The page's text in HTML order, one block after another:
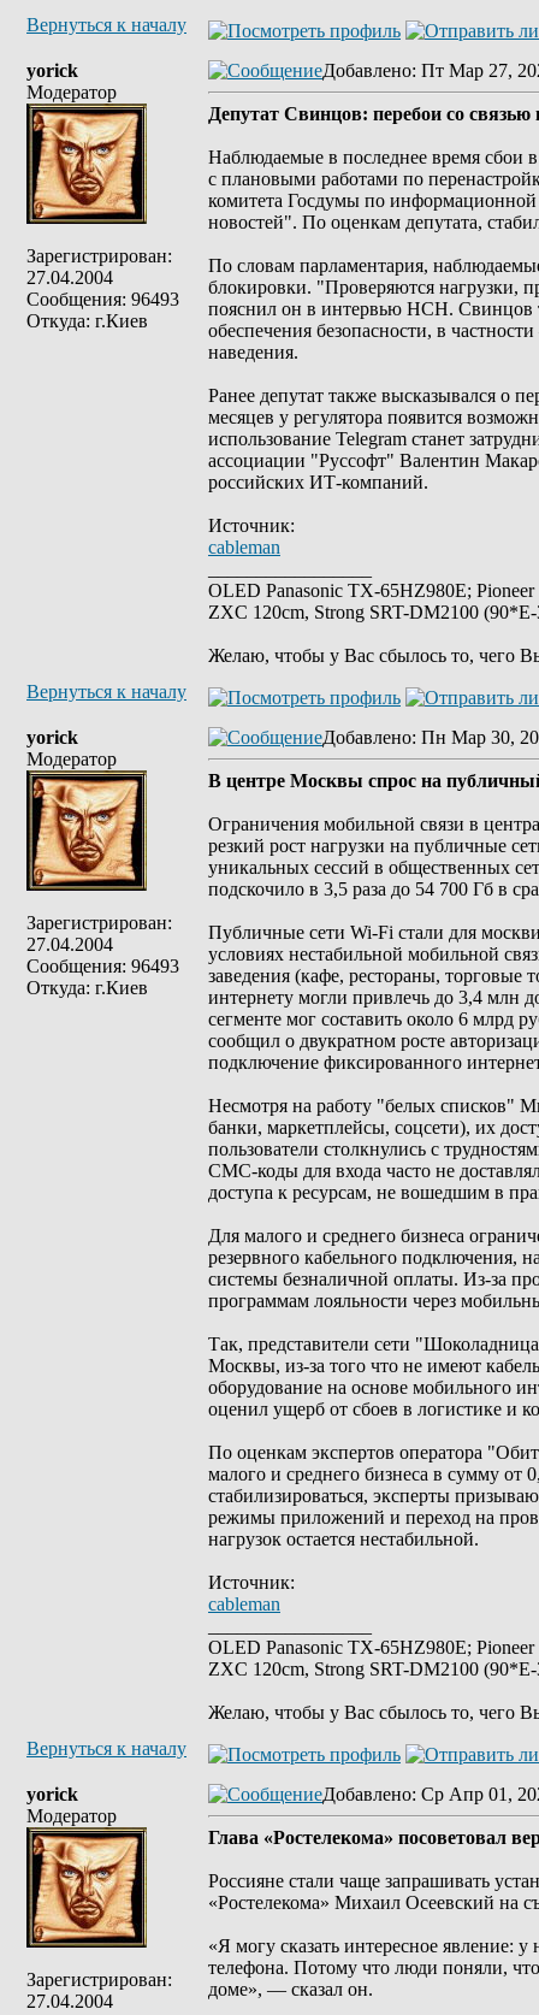
Вернуться к началу
yorick
Модератор
Зарегистрирован:
27.04.2004
Сообщения: 96493
Откуда: г.Киев
Добавлено: Пт Мар 27,
Депутат Свинцов: перебои со связью
Наблюдаемые в последнее время сбои
с плановыми работами по
комитета Госдумы по
новостей". По оценкам депутата,
По словам парламентария,
блокировки. "Проверяются нагрузки,
пояснил он в интервью НСН. Свинцов
обеспечения безопасности, в
наведения.
Ранее депутат также высказывался о
месяцев у регулятора появится
использование Telegram станет
ассоциации "Руссофт" Валентин
российских ИТ-компаний.
Источник:
cableman
OLED Panasonic TX-65HZ980E;
ZXC 120cm, Strong SRT-DM2100
Желаю, чтобы у Вас сбылось то, чего
Вернуться к началу
yorick
Модератор
Зарегистрирован:
27.04.2004
Сообщения: 96493
Откуда: г.Киев
Добавлено: Пн Мар 30,
В центре Москвы спрос на
Ограничения мобильной связи в
резкий рост нагрузки на публичные
уникальных сессий в общественных
подскочило в 3,5 раза до 54 700 Гб в
Публичные сети Wi-Fi стали для
условиях нестабильной мобильной
заведения (кафе, рестораны, торговые
интернету могли привлечь до 3,4 млн
сегменте мог составить около 6 млрд
сообщил о двукратном росте
подключение фиксированного
Несмотря на работу "белых списков"
банки, маркетплейсы, соцсети), их
пользователи столкнулись с
СМС-коды для входа часто не
доступа к ресурсам, не вошедшим в
Для малого и среднего бизнеса
резервного кабельного подключения,
системы безналичной оплаты. Из-за
программам лояльности через
Так, представители сети
Москвы, из-за того что не имеют
оборудование на основе мобильного
оценил ущерб от сбоев в логистике и
По оценкам экспертов оператора
малого и среднего бизнеса в сумму от
стабилизироваться, эксперты
режимы приложений и переход на
нагрузок остается нестабильной.
Источник:
cableman
OLED Panasonic TX-65HZ980E;
ZXC 120cm, Strong SRT-DM2100
Желаю, чтобы у Вас сбылось то, чего
Вернуться к началу
yorick
Модератор
Зарегистрирован:
27.04.2004
Добавлено: Ср Апр 01,
Глава «Ростелекома» посоветовал
Россияне стали чаще запрашивать
«Ростелекома» Михаил Осеевский на
«Я могу сказать интересное явление:
телефона. Потому что люди поняли,
доме», — сказал он.